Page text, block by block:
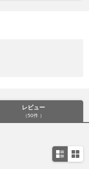
レビュー
（50件 ）